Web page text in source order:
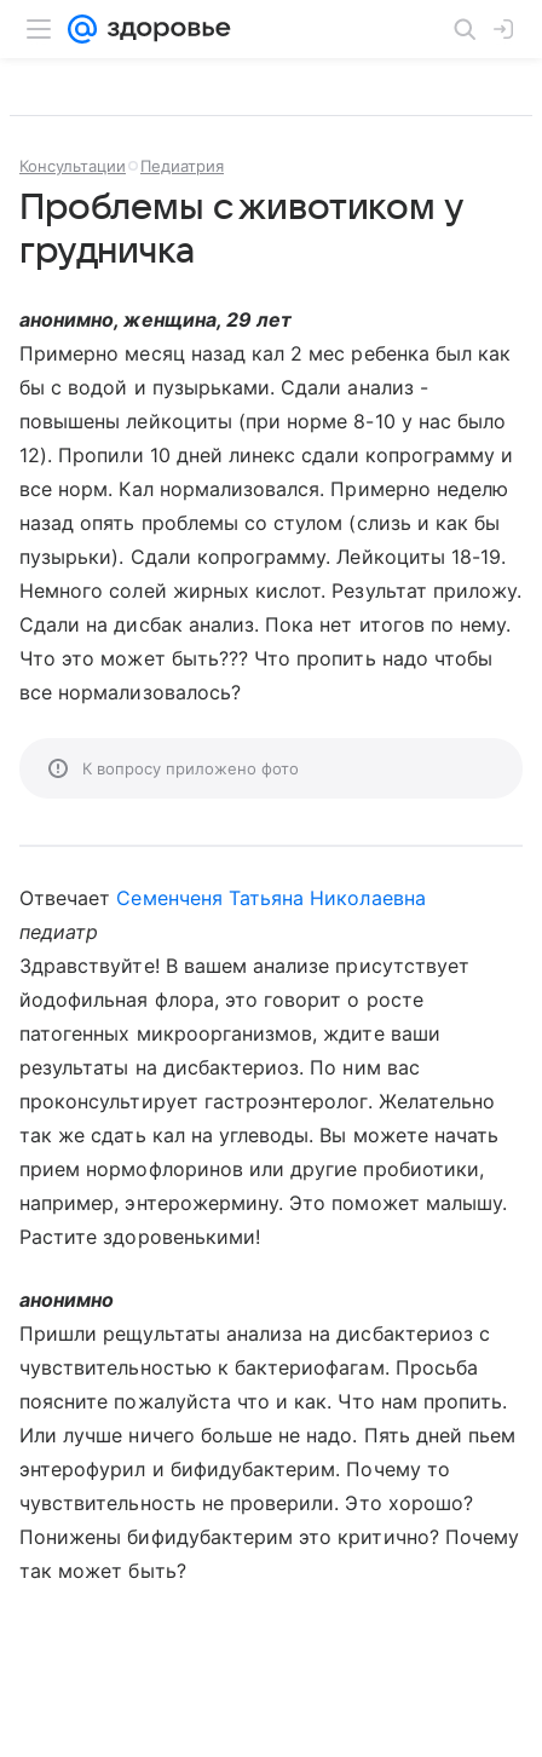
Консультации Педиатрия
Проблемы с животиком у
грудничка
анонимно, женщина, 29 лет
Примерно месяц назад кал 2 мес ребенка был как
бы с водой и пузырьками. Сдали анализ -
повышены лейкоциты (при норме 8-10 у нас было
12). Пропили 10 дней линекс сдали копрограмму и
все норм. Кал нормализовался. Примерно неделю
назад опять проблемы со стулом (слизь и как бы
пузырьки). Сдали копрограмму. Лейкоциты 18-19.
Немного солей жирных кислот. Результат приложу.
Сдали на дисбак анализ. Пока нет итогов по нему.
Что это может быть??? Что пропить надо чтобы
все нормализовалось?
К вопросу приложено фото
Отвечает Семенченя Татьяна Николаевна
педиатр
Здравствуйте! В вашем анализе присутствует
йодофильная флора, это говорит о росте
патогенных микроорганизмов, ждите ваши
результаты на дисбактериоз. По ним вас
проконсультирует гастроэнтеролог. Желательно
так же сдать кал на углеводы. Вы можете начать
прием нормофлоринов или другие пробиотики,
например, энтерожермину. Это поможет малышу.
Растите здоровенькими!
анонимно
Пришли рещультаты анализа на дисбактериоз с
чувствительностью к бактериофагам. Просьба
поясните пожалуйста что и как. Что нам пропить.
Или лучше ничего больше не надо. Пять дней пьем
энтерофурил и бифидубактерим. Почему то
чувствительность не проверили. Это хорошо?
Понижены бифидубактерим это критично? Почему
так может быть?